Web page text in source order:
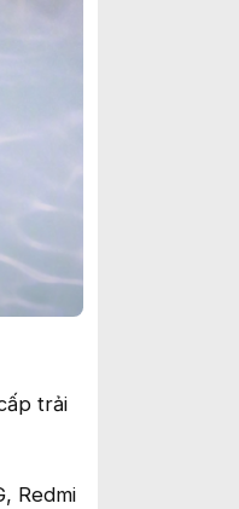
trải
Redmi